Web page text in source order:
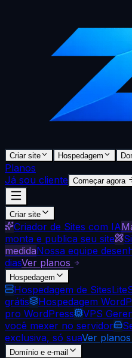
Criar site Hospedagem
Planos
Já sou cliente Começar agora
Criar site
Criador de Sites com IA
monta e publica seu site
medidaNossa equipe
diasVer planos
Hospedagem
Hospedagem de Sites
grátis
Hospedagem
pro WordPress
VPS
você mexer no servidor
exclusiva, só suaVer planos
Domínio e e-mail